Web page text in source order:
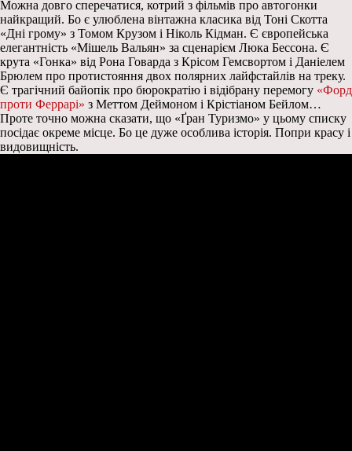
Можна довго сперечатися, котрий з фільмів про автогонки
найкращий. Бо є улюблена вінтажна класика від Тоні Скотта
«Дні грому» з Томом Крузом і Ніколь Кідман. Є європейська
елегантність «Мішель Вальян» за сценарієм Люка Бессона. Є
крута «Гонка» від Рона Говарда з Крісом Гемсвортом і Даніелем
Брюлем про протистояння двох полярних лайфстайлів на треку.
Є трагічний байопік про бюрократію і відібрану перемогу «Форд
проти Феррарі» з Меттом Деймоном і Крістіаном Бейлом…
Проте точно можна сказати, що «Ґран Туризмо» у цьому списку
посідає окреме місце. Бо це дуже особлива історія. Попри красу і
видовищність.